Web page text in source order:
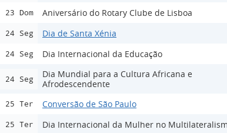
23 Dom Aniversário do Rotary Clube de Lisboa
24 Seg Dia de Santa Xénia
24 Seg Dia Internacional da Educação
24 Seg
Dia Mundial para a Cultura Africana e
Afrodescendente
25 Ter Conversão de São Paulo
25 Ter Dia Internacional da Mulher no